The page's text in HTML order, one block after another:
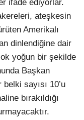
ifade ediyorlar.
ateşkesin
Amerikalı
dinlendiğine dair
yoğun bir şekilde
Başkan
sayısı 10’u
bırakıldığı